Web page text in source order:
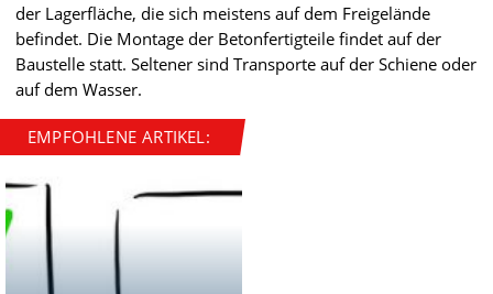
der Lagerfläche, die sich meistens auf dem Freigelände
befindet. Die Montage der Betonfertigteile findet auf der
Baustelle statt. Seltener sind Transporte auf der Schiene oder
auf dem Wasser.
EMPFOHLENE ARTIKEL: